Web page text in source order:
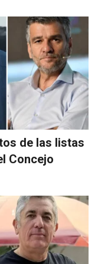
de las listas
Concejo